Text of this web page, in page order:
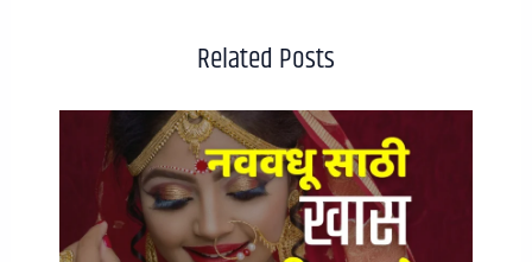
Related Posts